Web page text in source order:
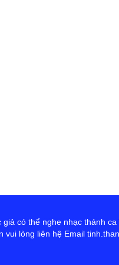
có thể nghe nhạc thánh ca
lòng liên hệ Email